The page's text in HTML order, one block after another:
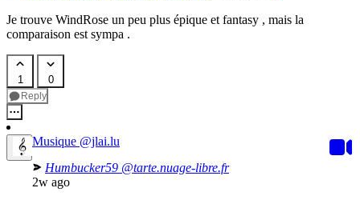
Je trouve WindRose un peu plus épique et fantasy , mais la
comparaison est sympa .
1 0
Reply
Musique @jlai.lu
Humbucker59 @tarte.nuage-libre.fr
2w ago